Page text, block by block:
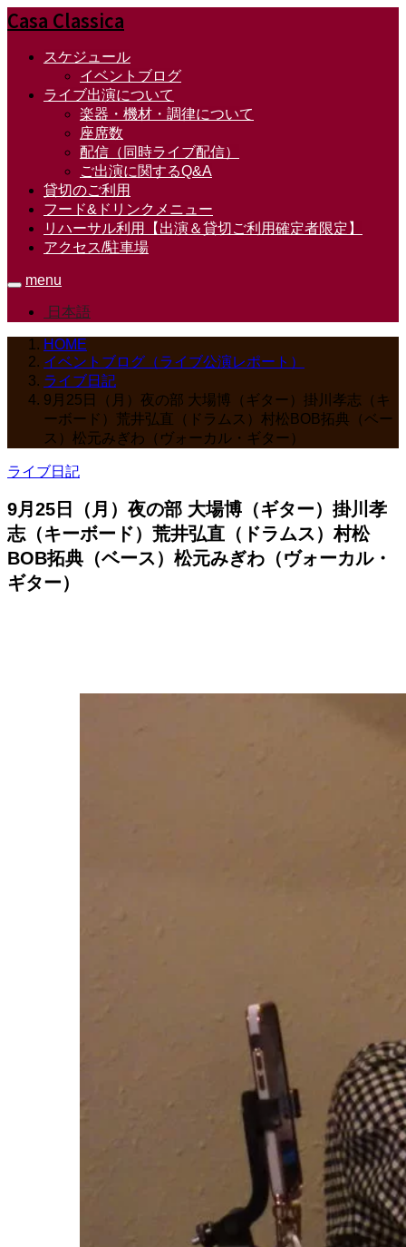
Casa Classica
スケジュール
イベントブログ
ライブ出演について
楽器・機材・調律について
座席数
配信（同時ライブ配信）
ご出演に関するQ&A
貸切のご利用
フード&ドリンクメニュー
リハーサル利用【出演＆貸切ご利用確定者限定】
アクセス/駐車場
menu
日本語
HOME
イベントブログ（ライブ公演レポート）
ライブ日記
9月25日（月）夜の部 大場博（ギター）掛川孝志（キ
ーボード）荒井弘直（ドラムス）村松BOB拓典（ベー
ス）松元みぎわ（ヴォーカル・ギター）
ライブ日記
9月25日（月）夜の部 大場博（ギター）掛川孝
志（キーボード）荒井弘直（ドラムス）村松
BOB拓典（ベース）松元みぎわ（ヴォーカル・
ギター）